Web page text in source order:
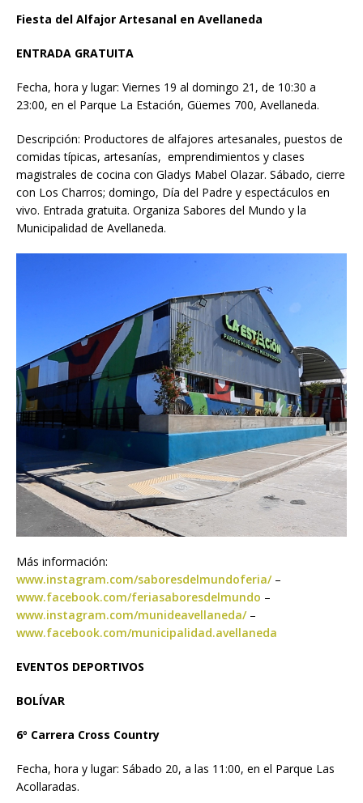
Fiesta del Alfajor Artesanal en Avellaneda
ENTRADA GRATUITA
Fecha, hora y lugar: Viernes 19 al domingo 21, de 10:30 a
23:00, en el Parque La Estación, Güemes 700, Avellaneda.
Descripción: Productores de alfajores artesanales, puestos de
comidas típicas, artesanías, emprendimientos y clases
magistrales de cocina con Gladys Mabel Olazar. Sábado, cierre
con Los Charros; domingo, Día del Padre y espectáculos en
vivo. Entrada gratuita. Organiza Sabores del Mundo y la
Municipalidad de Avellaneda.
Más información:
www.instagram.com/saboresdelmundoferia/–
www.facebook.com/feriasaboresdelmundo –
www.instagram.com/munideavellaneda/–
www.facebook.com/municipalidad.avellaneda
EVENTOS DEPORTIVOS
BOLÍVAR
6º Carrera Cross Country
Fecha, hora y lugar: Sábado 20, a las 11:00, en el Parque Las
Acollaradas.